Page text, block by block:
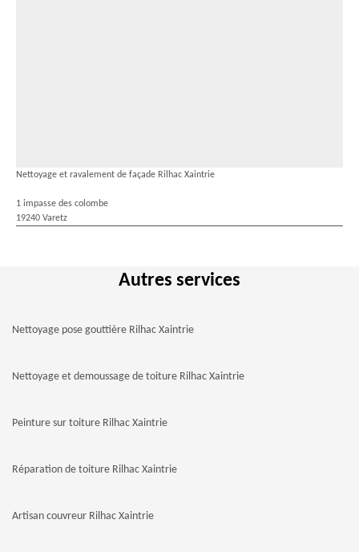
Nettoyage et ravalement de façade Rilhac Xaintrie
1 impasse des colombe
19240 Varetz
Autres services
Nettoyage pose gouttière Rilhac Xaintrie
Nettoyage et demoussage de toiture Rilhac Xaintrie
Peinture sur toiture Rilhac Xaintrie
Réparation de toiture Rilhac Xaintrie
Artisan couvreur Rilhac Xaintrie